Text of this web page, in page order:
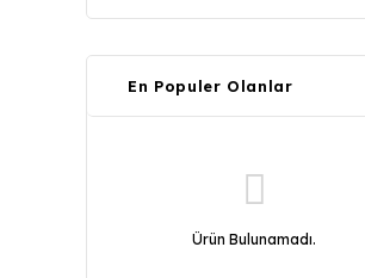
En Populer Olanlar
Ürün Bulunamadı.